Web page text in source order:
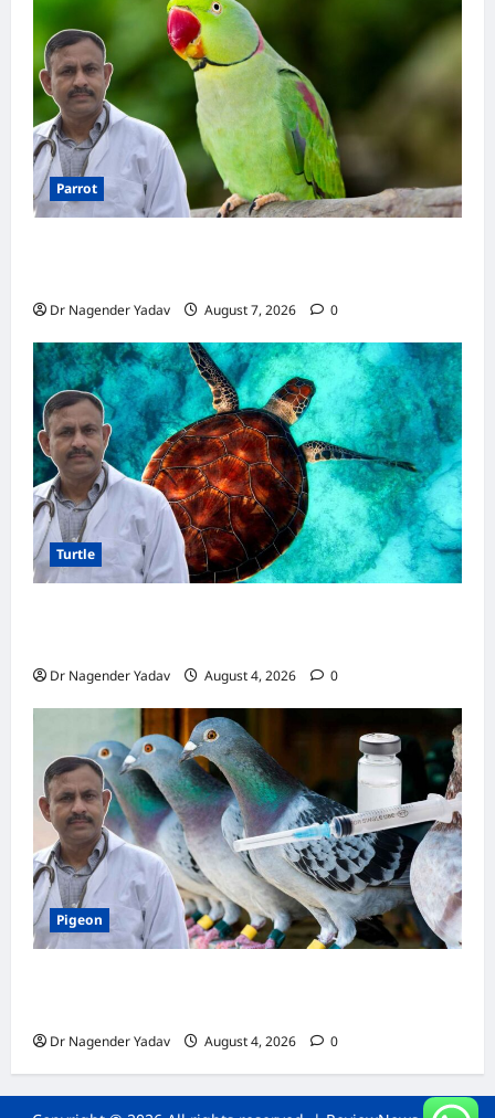
Parrot
Dr Nagender Yadav August 7, 2026 0
Turtle
Dr Nagender Yadav August 4, 2026 0
Pigeon
Dr Nagender Yadav August 4, 2026 0